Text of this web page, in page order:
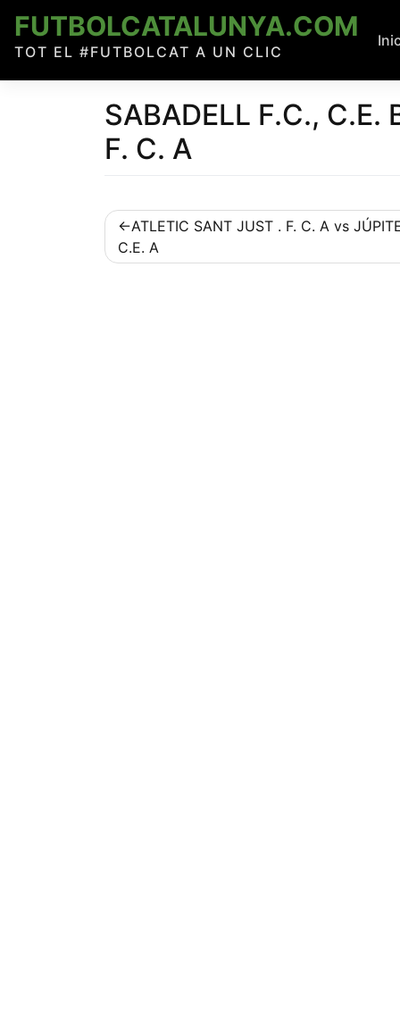
content
FUTBOLCATALUNYA.COM
TOT EL #FUTBOLCAT A UN CLIC
SABADELL F.C., C.E.
F. C. A
Navegació
d'entrades
ATLETIC SANT JUST . F. C. A vs
C.E. A